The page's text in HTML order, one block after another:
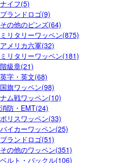
ナイフ(5)
ブランドロゴ(9)
その他のピンズ(64)
ミリタリーワッペン(875)
アメリカ六軍(32)
ミリタリーワッペン(181)
階級章(21)
英字・英文(68)
国旗ワッペン(98)
ナム戦ワッペン(10)
消防・EMT(24)
ポリスワッペン(33)
バイカーワッペン(25)
ブランドロゴ(51)
その他のワッペン(351)
ベルト・バックル(106)